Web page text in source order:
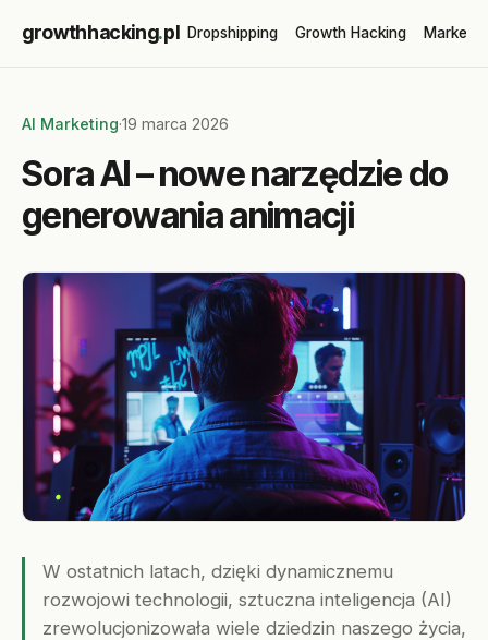
growthhacking.pl Dropshipping Growth Hacking
AI Marketing·19 marca 2026
Sora AI – nowe narzędzie do
generowania animacji
W ostatnich latach, dzięki dynamicznemu
rozwojowi technologii, sztuczna inteligencja (AI)
zrewolucjonizowała wiele dziedzin naszego życia,